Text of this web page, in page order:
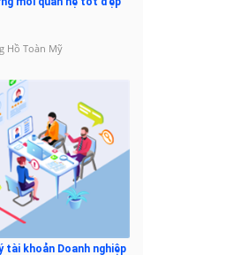
Hồ Toàn Mỹ
tài khoản Doanh nghiệp